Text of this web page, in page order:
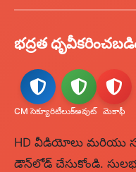
భద్రత
CM సెక్యూరిటీలుక్‌అవుట్ మెకాఫీ
HD వీడియోలు మరియు
డౌన్‌లోడ్ చేసుకోండి.